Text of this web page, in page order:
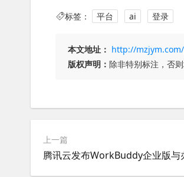
标签： 平台 ai 登录
本文地址： http://
版权声明： 除非特别标注，否
上一篇